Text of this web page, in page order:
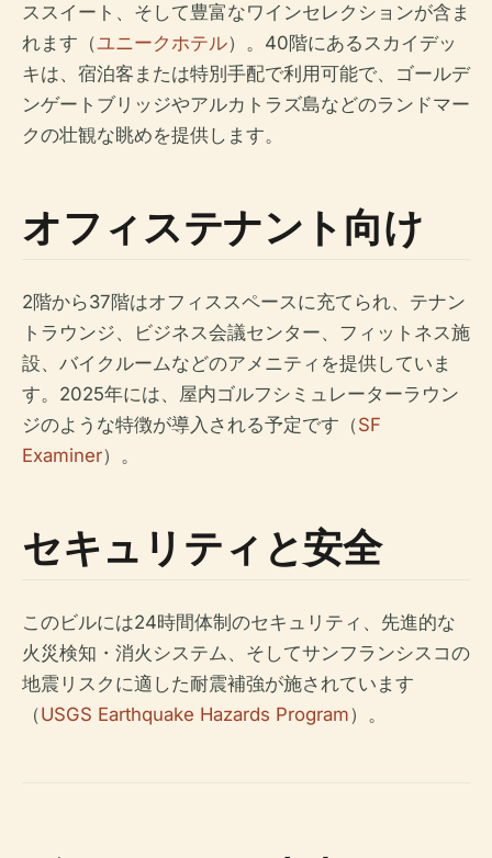
ススイート、そして豊富なワインセレクションが含ま
れます（ユニークホテル）。40階にあるスカイデッ
キは、宿泊客または特別手配で利用可能で、ゴールデ
ンゲートブリッジやアルカトラズ島などのランドマー
クの壮観な眺めを提供します。
オフィステナント向け
2階から37階はオフィススペースに充てられ、テナン
トラウンジ、ビジネス会議センター、フィットネス施
設、バイクルームなどのアメニティを提供していま
す。2025年には、屋内ゴルフシミュレーターラウン
ジのような特徴が導入される予定です（SF
Examiner）。
セキュリティと安全
このビルには24時間体制のセキュリティ、先進的な
火災検知・消火システム、そしてサンフランシスコの
地震リスクに適した耐震補強が施されています
（USGS Earthquake Hazards Program）。